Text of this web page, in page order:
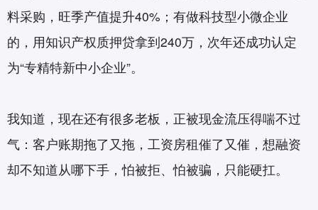
料采购，旺季产值提升40%；有做科技型小微企业
的，用知识产权质押贷拿到240万，次年还成功认定
为“专精特新中小企业”。
我知道，现在还有很多老板，正被现金流压得喘不过
气：客户账期拖了又拖，工资房租催了又催，想融资
却不知道从哪下手，怕被拒、怕被骗，只能硬扛。